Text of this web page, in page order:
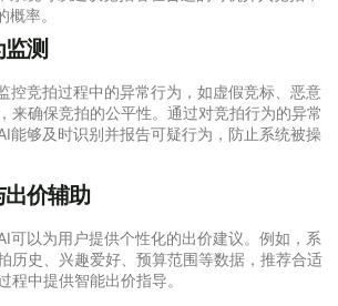
率。
测
控竞拍过程中的异常行为，如虚假竞标、恶意
来确保竞拍的公平性。通过对竞拍行为的异常
能够及时识别并报告可疑行为，防止系统被操
价辅助
可以为用户提供个性化的出价建议。例如，系
历史、兴趣爱好、预算范围等数据，推荐合适
程中提供智能出价指导。